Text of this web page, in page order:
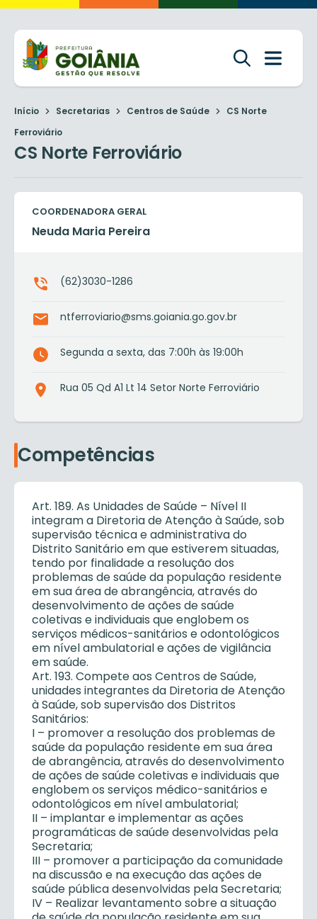
Início Secretarias Centros de Saúde
CS Norte
Ferroviário
CS Norte Ferroviário
COORDENADORA GERAL
Neuda Maria Pereira
(62)3030-1286
ntferroviario@sms.goiania.go.gov.br
Segunda a sexta, das 7:00h às 19:00h
Rua 05 Qd A1 Lt 14 Setor Norte Ferroviário
Competências
Art. 189. As Unidades de Saúde – Nível II
integram a Diretoria de Atenção à Saúde, sob
supervisão técnica e administrativa do
Distrito Sanitário em que estiverem situadas,
tendo por finalidade a resolução dos
problemas de saúde da população residente
em sua área de abrangência, através do
desenvolvimento de ações de saúde
coletivas e individuais que englobem os
serviços médicos-sanitários e odontológicos
em nível ambulatorial e ações de vigilância
em saúde.
Art. 193. Compete aos Centros de Saúde,
unidades integrantes da Diretoria de Atenção
à Saúde, sob supervisão dos Distritos
Sanitários:
I – promover a resolução dos problemas de
saúde da população residente em sua área
de abrangência, através do desenvolvimento
de ações de saúde coletivas e individuais que
englobem os serviços médico-sanitários e
odontológicos em nível ambulatorial;
II – implantar e implementar as ações
programáticas de saúde desenvolvidas pela
Secretaria;
III – promover a participação da comunidade
na discussão e na execução das ações de
saúde pública desenvolvidas pela Secretaria;
IV – Realizar levantamento sobre a situação